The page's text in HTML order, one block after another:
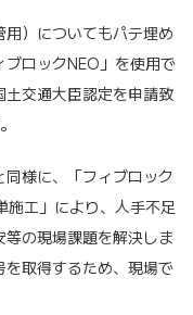
）についてもパテ埋め
ロックNEO」を使用で
交通大臣認定を申請致
様に、「フィブロック
施工」により、人手不足
の現場課題を解決しま
取得するため、現場で